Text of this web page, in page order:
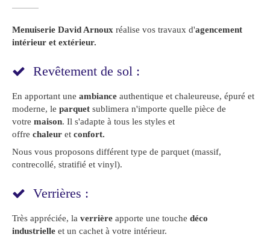
Menuiserie David Arnoux réalise vos travaux d'agencement
intérieur et extérieur.
Revêtement de sol :
En apportant une ambiance authentique et chaleureuse, épuré et
moderne, le parquet sublimera n'importe quelle pièce de
votre maison. Il s'adapte à tous les styles et
offre chaleur et confort.
Nous vous proposons différent type de parquet (massif,
contrecollé, stratifié et vinyl).
Verrières :
Très appréciée, la verrière apporte une touche déco
industrielle et un cachet à votre intérieur.